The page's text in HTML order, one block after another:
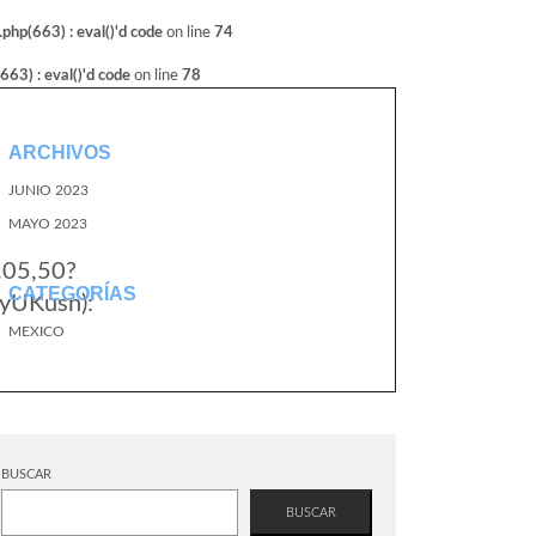
: eval()'d code on line 74
: eval()'d code on line 78
ARCHIVOS
JUNIO 2023
MAYO 2023
CATEGORÍAS
MEXICO
BUSCAR
BUSCAR